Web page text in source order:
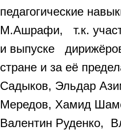
педагогические
М.Ашрафи, т.к.
и выпуске
стране и за её
Садыков, Эльдар
Мередов, Хамид
Валентин Руденко,